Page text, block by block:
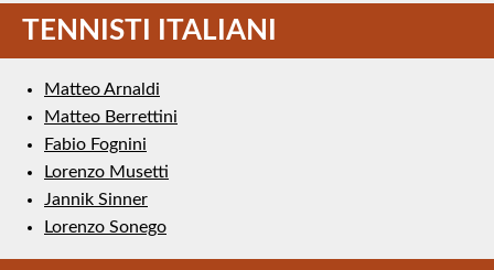
TENNISTI ITALIANI
Matteo Arnaldi
Matteo Berrettini
Fabio Fognini
Lorenzo Musetti
Jannik Sinner
Lorenzo Sonego